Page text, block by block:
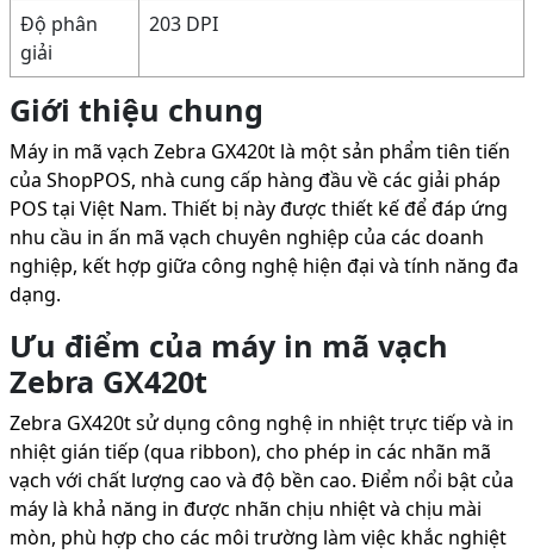
Độ phân
giải
203 DPI
Giới thiệu chung
Máy in mã vạch Zebra GX420t là một sản phẩm tiên tiến
của ShopPOS, nhà cung cấp hàng đầu về các giải pháp
POS tại Việt Nam. Thiết bị này được thiết kế để đáp ứng
nhu cầu in ấn mã vạch chuyên nghiệp của các doanh
nghiệp, kết hợp giữa công nghệ hiện đại và tính năng đa
dạng.
Ưu điểm của máy in mã vạch
Zebra GX420t
Zebra GX420t sử dụng công nghệ in nhiệt trực tiếp và in
nhiệt gián tiếp (qua ribbon), cho phép in các nhãn mã
vạch với chất lượng cao và độ bền cao. Điểm nổi bật của
máy là khả năng in được nhãn chịu nhiệt và chịu mài
mòn, phù hợp cho các môi trường làm việc khắc nghiệt